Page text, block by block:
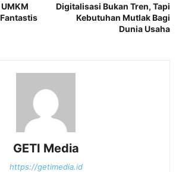
Digitalisasi Bukan Tren, Tapi
Kebutuhan Mutlak Bagi
Dunia Usaha
GETI Media
https://getimedia.id